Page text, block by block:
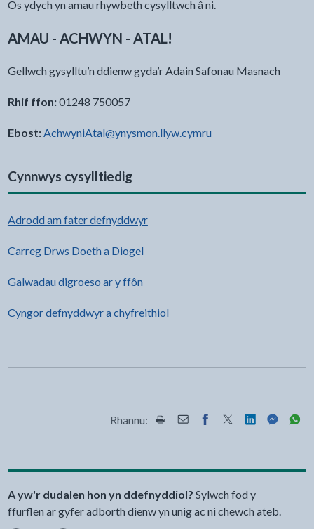
Os ydych yn amau rhywbeth cysylltwch â ni.
AMAU - ACHWYN - ATAL!
Gellwch gysylltu’n ddienw gyda’r Adain Safonau Masnach
Rhif ffon:01248 750057
Ebost: AchwyniAtal@ynysmon.llyw.cymru
Cynnwys cysylltiedig
Adrodd am fater defnyddwyr
Carreg Drws Doeth a Diogel
Galwadau digroeso ar y ffôn
Cyngor defnyddwyr a chyfreithiol
Rhannu: Rhannwch y dudalen hon wrth
Rhannwch y dudalen hon
Rhannwch y dudalen
Rhannwch y
Rhannwch y
A yw'r dudalen hon yn ddefnyddiol? Sylwch fod y
ffurflen ar gyfer adborth dienw yn unig ac ni chewch ateb.